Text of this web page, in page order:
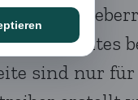
sind nur